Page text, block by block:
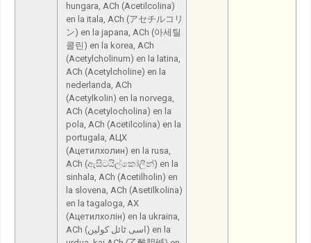
hungara, ACh (Acetilcolina)
en la itala, ACh (アセチルコリ
ン) en la japana, ACh (아세틸
콜린) en la korea, ACh
(Acetylcholinum) en la latina,
ACh (Acetylcholine) en la
nederlanda, ACh
(Acetylkolin) en la norvega,
ACh (Acetylocholina) en la
pola, ACh (Acetilcolina) en la
portugala, АЦХ
(Ацетилхолин) en la rusa,
ACh (ඇසිටයිල්කෝලීන්) en la
sinhala, ACh (Acetilholin) en
la slovena, ACh (Asetilkolina)
en la tagaloga, АХ
(Ацетилхолін) en la ukraina,
ACh (اسی ٹائل کولین) en la